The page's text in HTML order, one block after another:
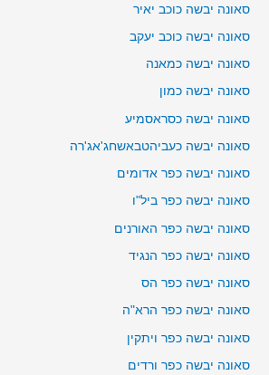
סאונה יבשה כוכב יאיר
סאונה יבשה כוכב יעקב
סאונה יבשה כמאנה
סאונה יבשה כמון
סאונה יבשה כסראסמיע
סאונה יבשה כעביהטבאשחג'אג'רה
סאונה יבשה כפר אדומים
סאונה יבשה כפר ביל"ו
סאונה יבשה כפר האורנים
סאונה יבשה כפר הנגיד
סאונה יבשה כפר הס
סאונה יבשה כפר הרא"ה
סאונה יבשה כפר ויתקין
סאונה יבשה כפר ורדים